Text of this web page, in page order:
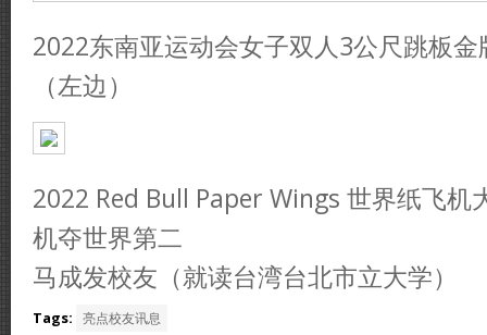
2022东南亚运动会女子双人3公尺跳板
（左边）
2022 Red Bull Paper Wings 世界纸飞机
机夺世界第二
马成发校友（就读台湾台北市立大学）
Tags: 亮点校友讯息